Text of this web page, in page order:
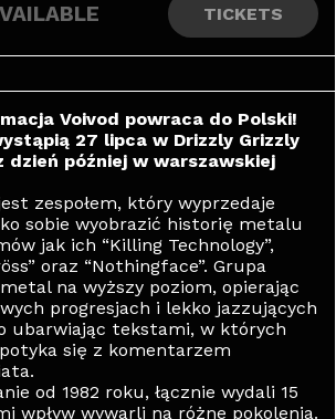
TICKETS
Voivod powraca do Polski!
27 lipca w Drizzly Grizzly
dzień później w warszawskiej
zespołem, który wyprzedaje
sobie wyobrazić historię metalu
jak ich “Killing Technology”,
oraz “Nothingface”. Grupa
na wyższy poziom, opierając
progresjach i lekko jazzujących
ubarwiając tekstami, w których
się z komentarzem
od 1982 roku, łącznie wydali 15
wpływ wywarli na różne pokolenia.